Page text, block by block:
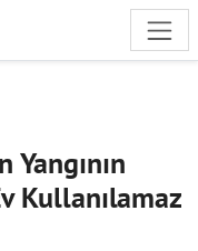
Kullanılamaz